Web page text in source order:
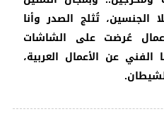
تُثلج الصدر وأنا
عُرضت على الشاشات
الفني عن الأعمال العربية،